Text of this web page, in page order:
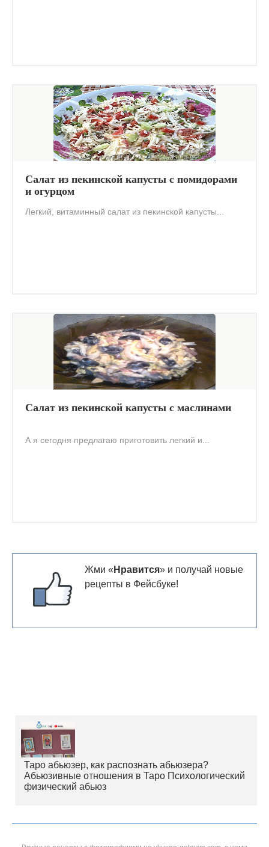
Салат из пекинской капусты с помидорами
и огурцом
Легкий, витаминный салат из пекинской капусты...
Салат из пекинской капусты с маслинами
А я сегодня предлагаю приготовить легкий и...
Жми « Нравится» и получай новые
рецепты в Фейсбуке!
Таро абьюзер, как распознать абьюзера?
Абьюзивные отношения в Таро Психологический
физический абьюз